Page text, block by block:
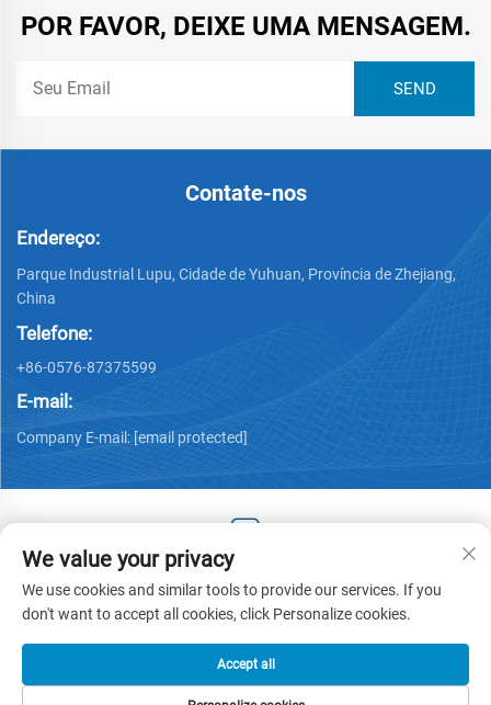
POR FAVOR, DEIXE UMA MENSAGEM.
Contate-nos
Endereço:
Parque Industrial Lupu, Cidade de Yuhuan, Província de Zhejiang,
China
Telefone:
+86-0576-87375599
E-mail:
Company E-mail: [email protected]
Copyright © 2025 by Zhejiang Hengjiang Plastic Co., Ltd. -
Política de privacidade
We value your privacy
We use cookies and similar tools to provide our services. If you
don't want to accept all cookies, click Personalize cookies.
Accept all